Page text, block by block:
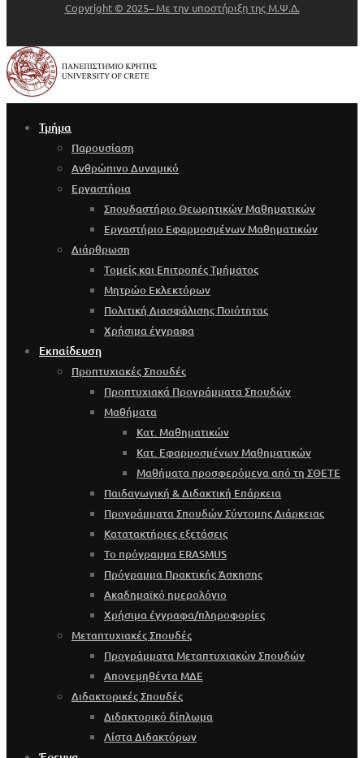
Copyright © 2025– Με την υποστήριξη της Μ.Ψ.Δ.
Τμήμα
Παρουσίαση
Ανθρώπινο Δυναμικό
Εργαστήρια
Σπουδαστήριο Θεωρητικών Μαθηματικών
Εργαστήριο Εφαρμοσμένων Μαθηματικών
Διάρθρωση
Τομείς και Επιτροπές Τμήματος
Μητρώο Εκλεκτόρων
Πολιτική Διασφάλισης Ποιότητας
Χρήσιμα έγγραφα
Εκπαίδευση
Προπτυχιακές Σπουδές
Προπτυχιακά Προγράμματα Σπουδών
Μαθήματα
Κατ. Μαθηματικών
Κατ. Εφαρμοσμένων Μαθηματικών
Μαθήματα προσφερόμενα από τη ΣΘΕΤΕ
Παιδαγωγική & Διδακτική Επάρκεια
Προγράμματα Σπουδών Σύντομης Διάρκειας
Κατατακτήριες εξετάσεις
Το πρόγραμμα ERASMUS
Πρόγραμμα Πρακτικής Άσκησης
Ακαδημαϊκό ημερολόγιο
Χρήσιμα έγγραφα/πληροφορίες
Μεταπτυχιακές Σπουδές
Προγράμματα Μεταπτυχιακών Σπουδών
Απονεμηθέντα ΜΔΕ
Διδακτορικές Σπουδές
Διδακτορικό δίπλωμα
Λίστα Διδακτόρων